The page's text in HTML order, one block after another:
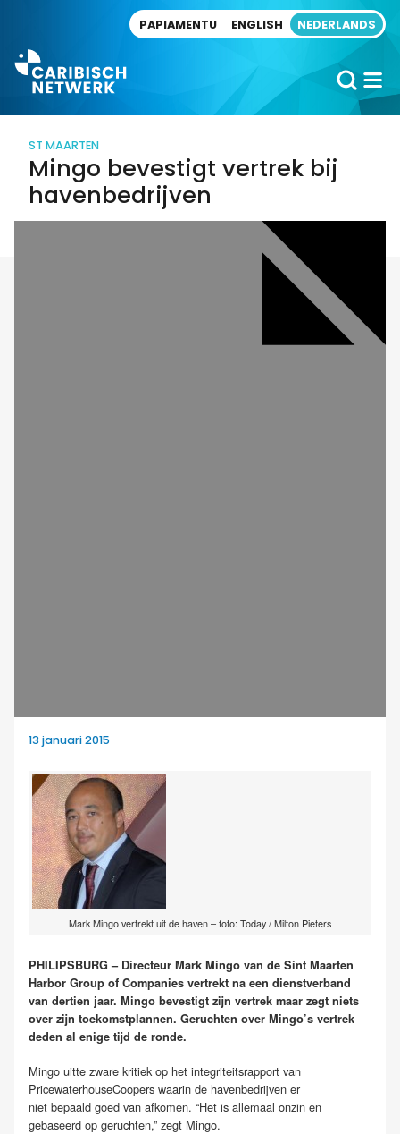
PAPIAMENTU ENGLISH NEDERLANDS
ST MAARTEN
Mingo bevestigt vertrek bij
havenbedrijven
13 januari 2015
Mark Mingo vertrekt uit de haven – foto: Today / Milton Pieters
PHILIPSBURG – Directeur Mark Mingo van de Sint Maarten
Harbor Group of Companies vertrekt na een dienstverband
van dertien jaar. Mingo bevestigt zijn vertrek maar zegt niets
over zijn toekomstplannen. Geruchten over Mingo’s vertrek
deden al enige tijd de ronde.
Mingo uitte zware kritiek op het integriteitsrapport van
PricewaterhouseCoopers waarin de havenbedrijven er
niet bepaald goed van afkomen. “Het is allemaal onzin en
gebaseerd op geruchten,” zegt Mingo.